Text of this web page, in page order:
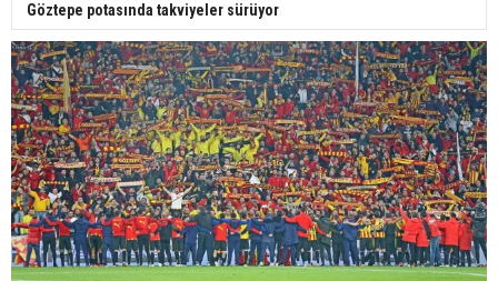
Göztepe potasında takviyeler sürüyor